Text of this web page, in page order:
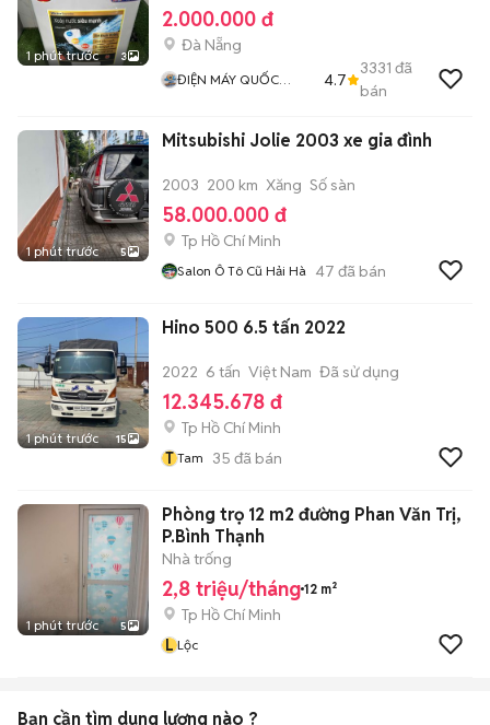
1 phút trước 3
2.000.000 đ
Đà Nẵng
ĐIỆN MÁY QUỐC
4.7
3331 đã
bán
1 phút trước 5
Mitsubishi Jolie 2003 xe gia đình
2003 200 km Xăng Số sàn
58.000.000 đ
Tp Hồ Chí Minh
Salon Ô Tô Cũ Hải Hà 47 đã bán
1 phút trước 15
Hino 500 6.5 tấn 2022
2022 6 tấn Việt Nam Đã sử dụng
12.345.678 đ
Tp Hồ Chí Minh
T Tam 35 đã bán
1 phút trước 5
Phòng trọ 12 m2 đường Phan Văn Trị,
P.Bình Thạnh
Nhà trống
2,8 triệu/tháng 12 m²
Tp Hồ Chí Minh
L Lộc
Bạn cần tìm dung lượng nào ?